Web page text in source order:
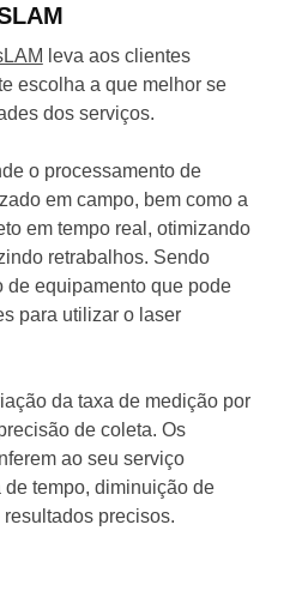
leva aos clientes
escolha a que melhor se
dos serviços.
o processamento de
em campo, bem como a
em tempo real, otimizando
retrabalhos. Sendo
de equipamento que pode
para utilizar o laser
da taxa de medição por
de coleta. Os
ao seu serviço
tempo, diminuição de
precisos.